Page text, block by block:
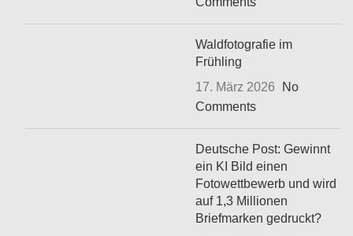
Waldfotografie im
Frühling
17. März 2026
No
Comments
Deutsche Post: Gewinnt
ein KI Bild einen
Fotowettbewerb und wird
auf 1,3 Millionen
Briefmarken gedruckt?